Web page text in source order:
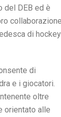
del DEB ed è
collaborazione
di hockey
di
e i giocatori.
oltre
orientato alle